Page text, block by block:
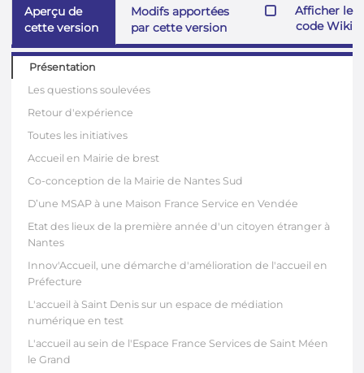
Aperçu de
cette version
Modifs apportées
par cette version
Afficher le
code Wiki